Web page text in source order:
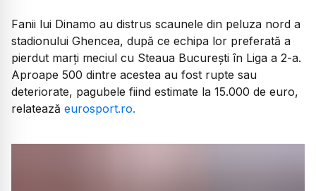
Fanii lui Dinamo au distrus scaunele din peluza nord a
stadionului Ghencea, după ce echipa lor preferată a
pierdut marți meciul cu Steaua București în Liga a 2-a.
Aproape 500 dintre acestea au fost rupte sau
deteriorate, pagubele fiind estimate la 15.000 de euro,
relatează eurosport.ro.